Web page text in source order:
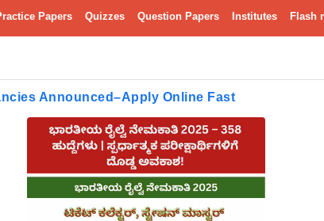
Papers Quizzes Question Papers Institutes Flash
Announced–Apply Online Fast